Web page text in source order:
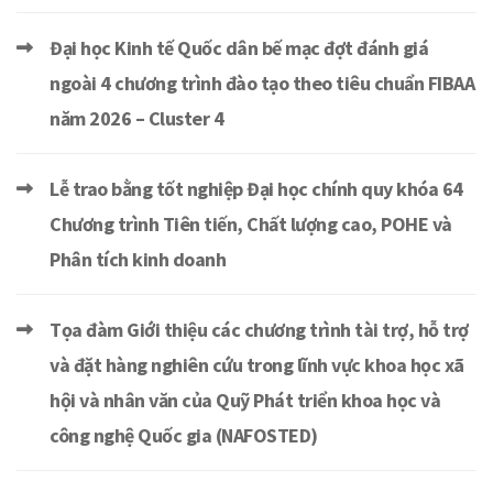
Đại học Kinh tế Quốc dân bế mạc đợt đánh giá
ngoài 4 chương trình đào tạo theo tiêu chuẩn FIBAA
năm 2026 – Cluster 4
Lễ trao bằng tốt nghiệp Đại học chính quy khóa 64
Chương trình Tiên tiến, Chất lượng cao, POHE và
Phân tích kinh doanh
Tọa đàm Giới thiệu các chương trình tài trợ, hỗ trợ
và đặt hàng nghiên cứu trong lĩnh vực khoa học xã
hội và nhân văn của Quỹ Phát triển khoa học và
công nghệ Quốc gia (NAFOSTED)